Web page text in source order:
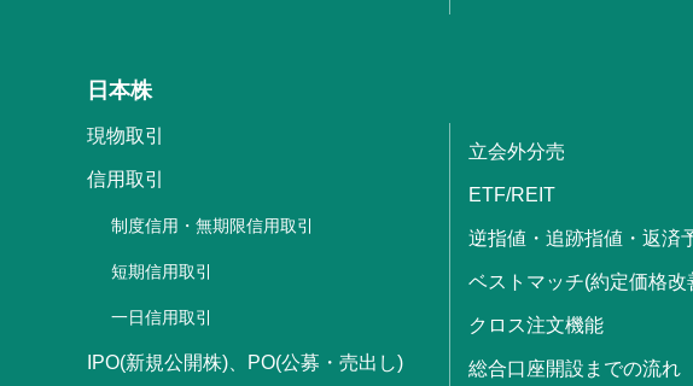
日本株
現物取引
信用取引
制度信用・無期限信用取引
短期信用取引
一日信用取引
IPO(新規公開株)、PO(公募・売出し)
立会外分売
ETF/REIT
逆指値・追跡指値・返済
ベストマッチ(約定価格改
クロス注文機能
総合口座開設までの流れ